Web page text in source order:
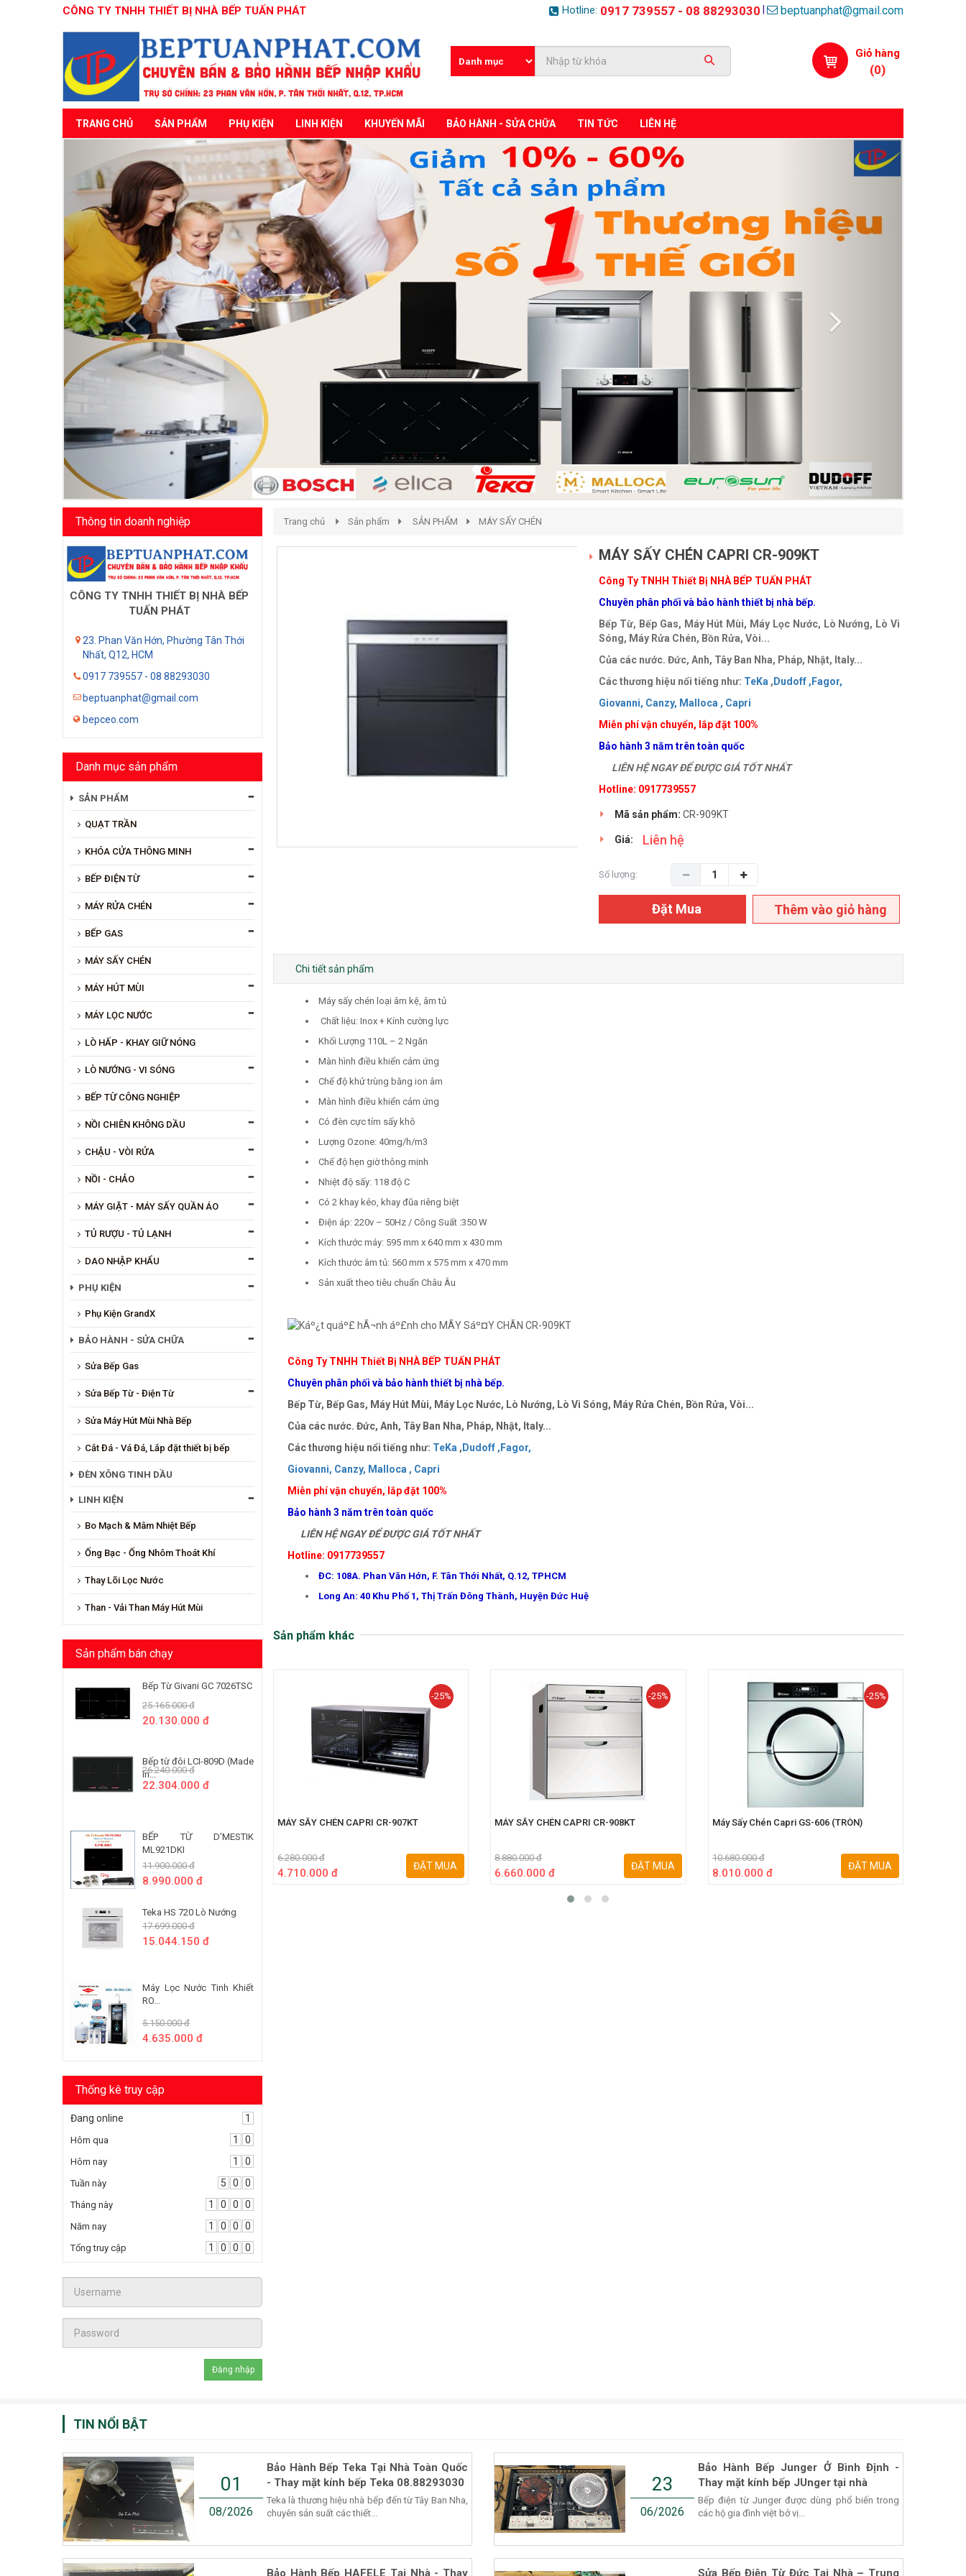
CÔNG TY TNHH THIẾT BỊ NHÀ BẾP TUẤN PHÁT Hotline: 0917 739557 - 08 88293030 beptuanphat@gmail.com
Giỏ hàng
(0)
TRANG CHỦ SẢN PHẨM PHỤ KIỆN LINH KIỆN KHUYẾN MÃI BẢO HÀNH - SỬA CHỮA TIN TỨC LIÊN HỆ
Previous Next
Thông tin doanh nghiệp
CÔNG TY TNHH THIẾT BỊ NHÀ BẾP
TUẤN PHÁT
23. Phan Văn Hớn, Phường Tân Thới
Nhất, Q12, HCM
0917 739557 - 08 88293030
beptuanphat@gmail.com
bepceo.com
Danh mục sản phẩm
SẢN PHẨM
QUẠT TRẦN
KHÓA CỬA THÔNG MINH
BẾP ĐIỆN TỪ
MÁY RỬA CHÉN
BẾP GAS
MÁY SẤY CHÉN
MÁY HÚT MÙI
MÁY LỌC NƯỚC
LÒ HẤP - KHAY GIỮ NÓNG
LÒ NƯỚNG - VI SÓNG
BẾP TỪ CÔNG NGHIỆP
NỒI CHIÊN KHÔNG DẦU
CHẬU - VÒI RỬA
NỒI - CHẢO
MÁY GIẶT - MÁY SẤY QUẦN ÁO
TỦ RƯỢU - TỦ LẠNH
DAO NHẬP KHẨU
PHỤ KIỆN
Phụ Kiện GrandX
BẢO HÀNH - SỬA CHỮA
Sửa Bếp Gas
Sửa Bếp Từ - Điện Từ
Sửa Máy Hút Mùi Nhà Bếp
Cắt Đá - Vá Đá, Lắp đặt thiết bị bếp
ĐÈN XÔNG TINH DẦU
LINH KIỆN
Bo Mạch & Mâm Nhiệt Bếp
Ống Bạc - Ống Nhôm Thoát Khí
Thay Lõi Lọc Nước
Than - Vải Than Máy Hút Mùi
Sản phẩm bán chạy
Bếp Từ Givani GC 7026TSC
25.165.000 đ
20.130.000 đ
Bếp từ đôi LCI-809D (Made
In...
26.240.000 đ
22.304.000 đ
BẾP TỪ D'MESTIK
ML921DKI
11.900.000 đ
8.990.000 đ
Teka HS 720 Lò Nướng
17.699.000 đ
15.044.150 đ
Máy Lọc Nước Tinh Khiết
RO...
5.150.000 đ
4.635.000 đ
Thống kê truy cập
Đang online 1
Hôm qua 1 0
Hôm nay 1 0
Tuần này 5 0 0
Tháng này 1 0 0 0
Năm nay 1 0 0 0
Tổng truy cập 1 0 0 0
Trang chủ Sản phẩm SẢN PHẨM MÁY SẤY CHÉN
MÁY SẤY CHÉN CAPRI CR-909KT
Công Ty TNHH Thiết Bị NHÀ BẾP TUẤN PHÁT
Chuyên phân phối và bảo hành thiết bị nhà bếp.
Bếp Từ, Bếp Gas, Máy Hút Mùi, Máy Lọc Nước, Lò Nướng, Lò Vi
Sóng, Máy Rửa Chén, Bồn Rửa, Vòi...
Của các nước. Đức, Anh, Tây Ban Nha, Pháp, Nhật, Italy...
Các thương hiệu nổi tiếng như: TeKa , Dudoff , Fagor,
Giovanni, Canzy, Malloca , Capri
Miễn phí vận chuyển, lắp đặt 100%
Bảo hành 3 năm trên toàn quốc
LIÊN HỆ NGAY ĐỂ ĐƯỢC GIÁ TỐT NHẤT
Hotline: 0917739557
Mã sản phẩm: CR-909KT
Giá: Liên hệ
Số lượng:
Đặt Mua Thêm vào giỏ hàng
Chi tiết sản phẩm
Máy sấy chén loại âm kệ, âm tủ
Chất liệu: Inox + Kính cường lực
Khối Lượng 110L – 2 Ngăn
Màn hình điều khiển cảm ứng
Chế độ khử trùng bằng ion âm
Màn hình điều khiển cảm ứng
Có đèn cực tím sấy khô
Lượng Ozone: 40mg/h/m3
Chế độ hẹn giờ thông minh
Nhiệt độ sấy: 118 độ C
Có 2 khay kéo, khay đũa riêng biệt
Điện áp: 220v – 50Hz / Công Suất :350 W
Kích thước máy: 595 mm x 640 mm x 430 mm
Kích thước âm tủ: 560 mm x 575 mm x 470 mm
Sản xuất theo tiêu chuẩn Châu Âu
Công Ty TNHH Thiết Bị NHÀ BẾP TUẤN PHÁT
Chuyên phân phối và bảo hành thiết bị nhà bếp.
Bếp Từ, Bếp Gas, Máy Hút Mùi, Máy Lọc Nước, Lò Nướng, Lò Vi Sóng, Máy Rửa Chén, Bồn Rửa, Vòi...
Của các nước. Đức, Anh, Tây Ban Nha, Pháp, Nhật, Italy...
Các thương hiệu nổi tiếng như: TeKa , Dudoff , Fagor,
Giovanni, Canzy, Malloca , Capri
Miễn phí vận chuyển, lắp đặt 100%
Bảo hành 3 năm trên toàn quốc
LIÊN HỆ NGAY ĐỂ ĐƯỢC GIÁ TỐT NHẤT
Hotline: 0917739557
ĐC: 108A. Phan Văn Hớn, F. Tân Thới Nhất, Q.12, TPHCM
Long An: 40 Khu Phố 1, Thị Trấn Đông Thành, Huyện Đức Huệ
Sản phẩm khác
-25%
MÁY SẤY CHÉN CAPRI CR-907KT
6.280.000 đ
4.710.000 đ
ĐẶT MUA
-25%
MÁY SẤY CHÉN CAPRI CR-908KT
8.880.000 đ
6.660.000 đ
ĐẶT MUA
-25%
Máy Sấy Chén Capri GS-606 (TRÒN)
10.680.000 đ
8.010.000 đ
ĐẶT MUA
TIN NỔI BẬT
01
08/2026
Bảo Hành Bếp Teka Tại Nhà Toàn Quốc
- Thay mặt kính bếp Teka 08.88293030
Teka là thương hiệu nhà bếp đến từ Tây Ban Nha,
chuyên sản suất các thiết...
23
06/2026
Bảo Hành Bếp Junger Ở Bình Định -
Thay mặt kính bếp JUnger tại nhà
Bếp điện từ Junger được dùng phổ biến trong
các hộ gia đình việt bở vị...
Bảo Hành Bếp HAFELE Tại Nhà - Thay Sửa Bếp Điện Từ Đức Tại Nhà – Trung